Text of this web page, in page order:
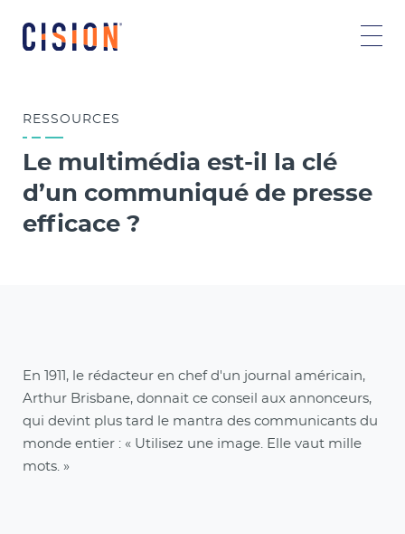
RESSOURCES
Le multimédia est-il la clé
d’un communiqué de presse
efficace ?
En 1911, le rédacteur en chef d'un journal américain,
Arthur Brisbane, donnait ce conseil aux annonceurs,
qui devint plus tard le mantra des communicants du
monde entier : « Utilisez une image. Elle vaut mille
mots. »